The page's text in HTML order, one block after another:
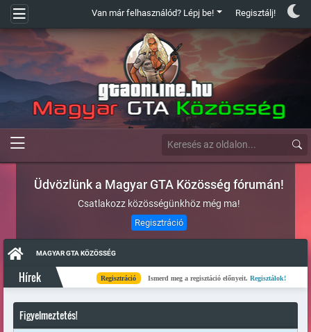
Van már felhasználód? Lépj be! Regisztálj!
Üdvözlünk a Magyar GTA Közösség fórumán!
Csatlakozz közösségünkhöz még ma!
Regisztráció
MAGYAR GTA KÖZÖSSÉG
Hírek Regisztráció Ismerd meg a regisztáció előnyeit.Regisztálok!
Figyelmeztetés!